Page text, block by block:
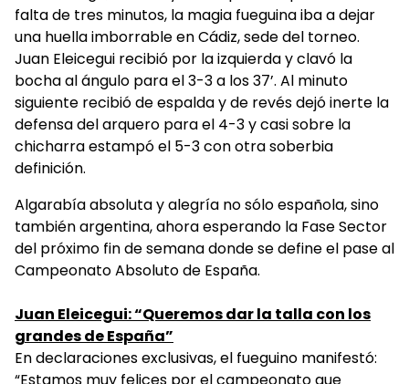
falta de tres minutos, la magia fueguina iba a dejar
una huella imborrable en Cádiz, sede del torneo.
Juan Eleicegui recibió por la izquierda y clavó la
bocha al ángulo para el 3-3 a los 37’. Al minuto
siguiente recibió de espalda y de revés dejó inerte la
defensa del arquero para el 4-3 y casi sobre la
chicharra estampó el 5-3 con otra soberbia
definición.
Algarabía absoluta y alegría no sólo española, sino
también argentina, ahora esperando la Fase Sector
del próximo fin de semana donde se define el pase al
Campeonato Absoluto de España.
Juan Eleicegui: “Queremos dar la talla con los
grandes de España”
En declaraciones exclusivas, el fueguino manifestó:
“Estamos muy felices por el campeonato que